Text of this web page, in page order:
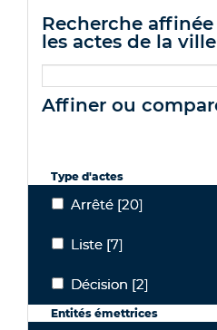
recherche affinée dans : > tous
les actes de la
affiner ou
Type d'actes
ArrêtéArrêté [20]
ListeListe [7]
Décision
Décision [2]
Entités émettrices